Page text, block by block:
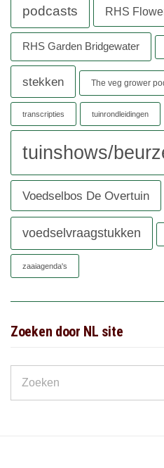
podcasts RHS
RHS Garden Bridgewater
stekken The veg grower
transcripties tuinrondleidingen
tuinshows/
Voedselbos De Overtuin
voedselvraagstukken
zaaiagenda's
Zoeken door NL site
for: